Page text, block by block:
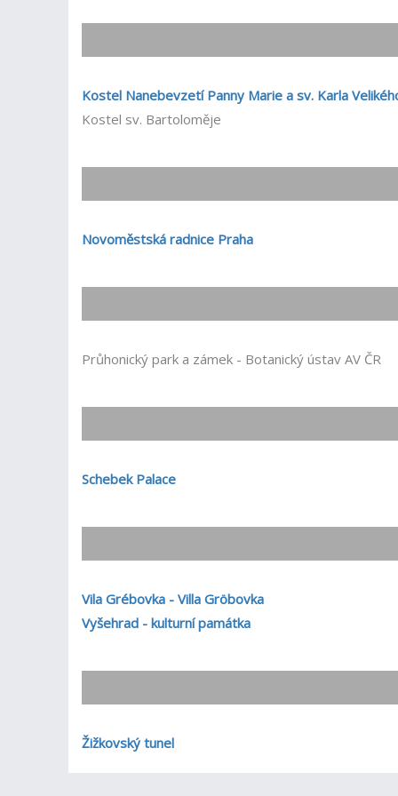
Kostel Nanebevzetí Panny Marie a sv. Karla
Kostel sv. Bartoloměje
Novoměstská radnice Praha
Průhonický park a zámek - Botanický ústav AV ČR
Schebek Palace
Vila Grébovka - Villa Gröbovka
Vyšehrad - kulturní památka
Žižkovský tunel